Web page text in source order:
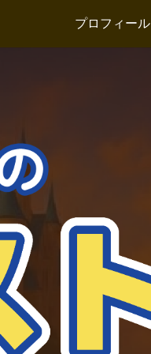
プロフィール